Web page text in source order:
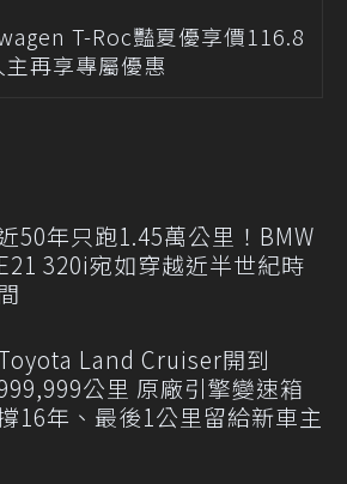
T-Roc豔夏優享價116.8
再享專屬優惠
50年只跑1.45萬公里！BMW
320i宛如穿越近半世紀時
Land Cruiser開到
公里 原廠引擎變速箱
16年、最後1公里留給新車主